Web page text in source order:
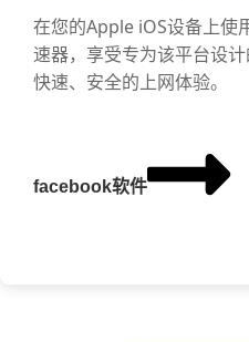
在您的Apple iOS设备上
速器，享受专为该平台设
快速、安全的上网体验。
facebook软件